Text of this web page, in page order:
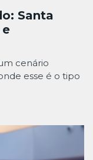
Santa
cenário
esse é o tipo